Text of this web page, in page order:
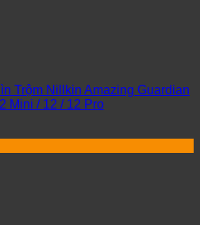
Trộm Nillkin Amazing Guardian
Mini / 12 / 12 Pro